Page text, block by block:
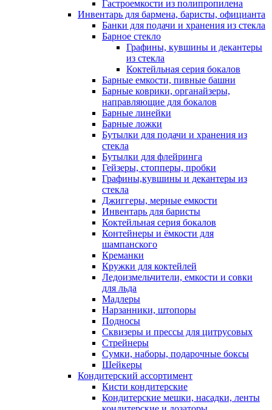
Гастроемкости из полипропилена
Инвентарь для бармена, баристы, официанта
Банки для подачи и хранения из стекла
Барное стекло
Графины, кувшины и декантеры
из стекла
Коктейльная серия бокалов
Барные емкости, пивные башни
Барные коврики, органайзеры,
направляющие для бокалов
Барные линейки
Барные ложки
Бутылки для подачи и хранения из
стекла
Бутылки для флейринга
Гейзеры, стопперы, пробки
Графины,кувшины и декантеры из
стекла
Джиггеры, мерные емкости
Инвентарь для баристы
Коктейльная серия бокалов
Контейнеры и ёмкости для
шампанского
Креманки
Кружки для коктейлей
Ледоизмельчители, емкости и совки
для льда
Мадлеры
Нарзанники, штопоры
Подносы
Сквизеры и прессы для цитрусовых
Стрейнеры
Сумки, наборы, подарочные боксы
Шейкеры
Кондитерский ассортимент
Кисти кондитерские
Кондитерские мешки, насадки, ленты